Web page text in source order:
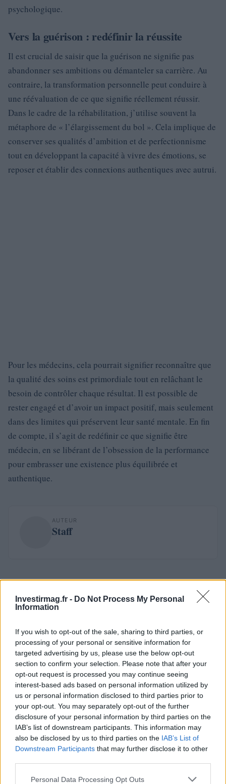
Investirmag.fr - Do Not Process My Personal
Information
If you wish to opt-out of the sale, sharing to third parties, or
processing of your personal or sensitive information for
targeted advertising by us, please use the below opt-out
section to confirm your selection. Please note that after your
opt-out request is processed you may continue seeing
interest-based ads based on personal information utilized by
us or personal information disclosed to third parties prior to
your opt-out. You may separately opt-out of the further
disclosure of your personal information by third parties on the
IAB’s list of downstream participants. This information may
also be disclosed by us to third parties on the IAB’s List of
Downstream Participants that may further disclose it to other
Please note that this website/app uses one or more Google
Personal Data Processing Opt Outs
psychologique.
Vers la guérison : redéfinir la réussite
Il est crucial de saisir que la guérison ne signifie pas
abandonner ses ambitions ou démanteler sa carrière. Au
contraire, la transformation personnelle peut conduire à
une réévaluation de ce que signifie réellement réussir.
Dans le cadre de la réhabilitation, j’utilise souvent la
métaphore de « l’élargissement du bol ». Cela implique de
conserver ses qualités d’ambition et de perfectionnisme
tout en développant la capacité à vivre des émotions, se
reposer et établir des connexions authentiques avec autrui.
Pour les médecins, cela pourrait signifier reconnaître que
la qualité des soins est primordiale tout en relâchant le
besoin de contrôler chaque résultat. Il est possible de
rester engagé et d’avoir un impact positif, mais seulement
dans des limites qui préservent leur santé mentale. En fin
de compte, il s’agit de redéfinir ce que signifie être
médecin, en se libérant de l’obsession de la performance
pour embrasser une existence plus équilibrée et
authentique.
AUTEUR
Staff